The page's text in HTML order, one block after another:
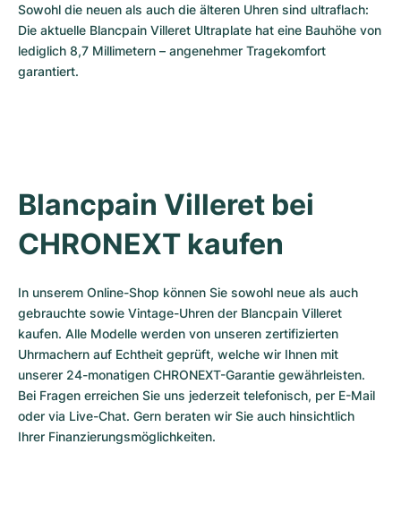
Sowohl die neuen als auch die älteren Uhren sind ultraflach:
Die aktuelle Blancpain Villeret Ultraplate hat eine Bauhöhe von
lediglich 8,7 Millimetern – angenehmer Tragekomfort
garantiert.
Blancpain Villeret bei
CHRONEXT kaufen
In unserem Online-Shop können Sie sowohl neue als auch
gebrauchte sowie Vintage-Uhren der Blancpain Villeret
kaufen. Alle Modelle werden von unseren zertifizierten
Uhrmachern auf Echtheit geprüft, welche wir Ihnen mit
unserer 24-monatigen CHRONEXT-Garantie gewährleisten.
Bei Fragen erreichen Sie uns jederzeit telefonisch, per E-Mail
oder via Live-Chat. Gern beraten wir Sie auch hinsichtlich
Ihrer Finanzierungsmöglichkeiten.